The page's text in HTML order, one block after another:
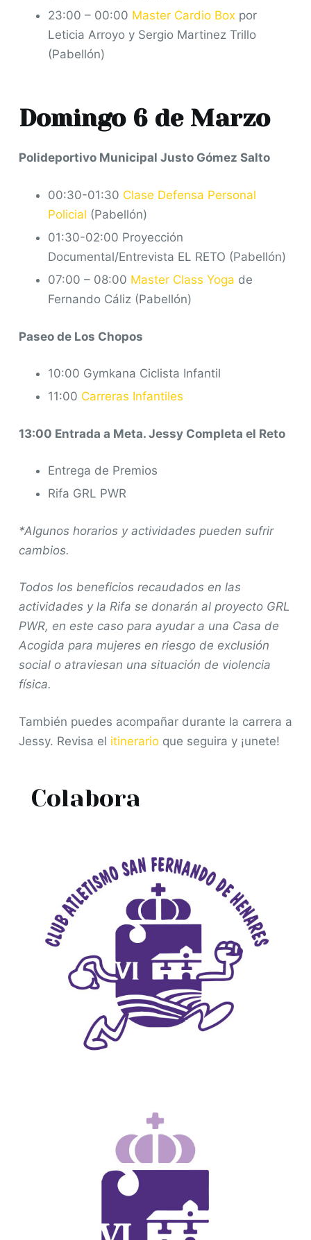
23:00 – 00:00 Master Cardio Box por
Leticia Arroyo y Sergio Martinez Trillo
(Pabellón)
Domingo 6 de Marzo
Polideportivo Municipal Justo Gómez Salto
00:30-01:30 Clase Defensa Personal
Policial (Pabellón)
01:30-02:00 Proyección
Documental/Entrevista EL RETO (Pabellón)
07:00 – 08:00 Master Class Yoga de
Fernando Cáliz (Pabellón)
Paseo de Los Chopos
10:00 Gymkana Ciclista Infantil
11:00 Carreras Infantiles
13:00 Entrada a Meta. Jessy Completa el Reto
Entrega de Premios
Rifa GRL PWR
*Algunos horarios y actividades pueden sufrir
cambios.
Todos los beneficios recaudados en las
actividades y la Rifa se donarán al proyecto GRL
PWR, en este caso para ayudar a una Casa de
Acogida para mujeres en riesgo de exclusión
social o atraviesan una situación de violencia
física.
También puedes acompañar durante la carrera a
Jessy. Revisa el itinerarioque seguira y ¡unete!
Colabora